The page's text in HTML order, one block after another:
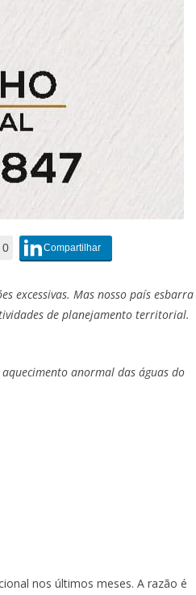
0
excessivas. Mas nosso país esbarra
de planejamento territorial.
anormal das águas do
nos últimos meses. A razão é